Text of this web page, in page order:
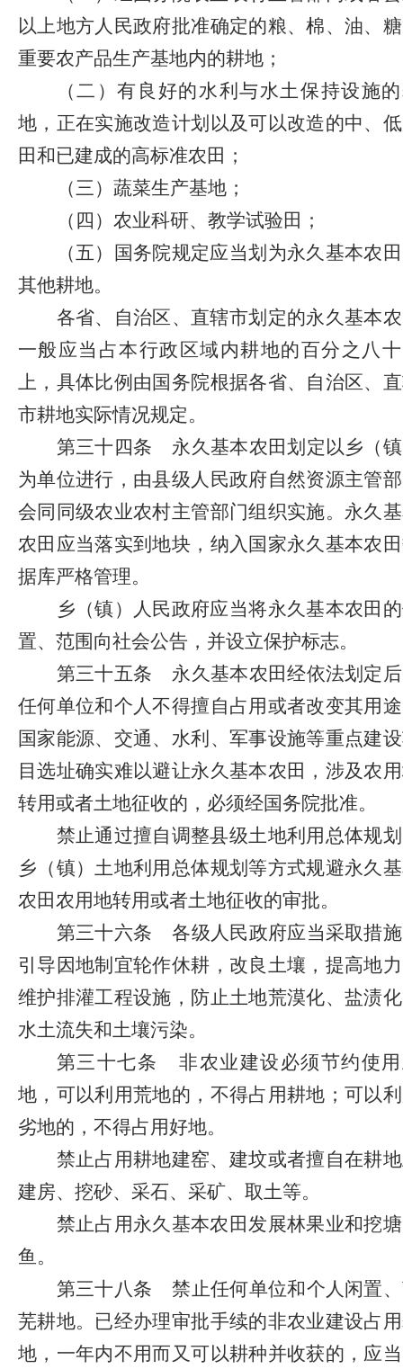
以上地方人民政府批准确定的粮、棉、油、
重要农产品生产基地内的耕地；
（二）有良好的水利与水土保持设施
地，正在实施改造计划以及可以改造的中、
田和已建成的高标准农田；
（三）蔬菜生产基地；
（四）农业科研、教学试验田；
（五）国务院规定应当划为永久基本农
其他耕地。
各省、自治区、直辖市划定的永久基本
一般应当占本行政区域内耕地的百分之八
上，具体比例由国务院根据各省、自治区、
市耕地实际情况规定。
第三十四条
永久基本农田划定以乡（
为单位进行，由县级人民政府自然资源主管
会同同级农业农村主管部门组织实施。永久
农田应当落实到地块，纳入国家永久基本农
据库严格管理。
乡（镇）人民政府应当将永久基本农田
置、范围向社会公告，并设立保护标志。
第三十五条
永久基本农田经依法划定
任何单位和个人不得擅自占用或者改变其用
国家能源、交通、水利、军事设施等重点建
目选址确实难以避让永久基本农田，涉及农
转用或者土地征收的，必须经国务院批准。
禁止通过擅自调整县级土地利用总体规
乡（镇）土地利用总体规划等方式规避永久
农田农用地转用或者土地征收的审批。
第三十六条
各级人民政府应当采取措
引导因地制宜轮作休耕，改良土壤，提高地
维护排灌工程设施，防止土地荒漠化、盐渍
水土流失和土壤污染。
第三十七条
非农业建设必须节约使
地，可以利用荒地的，不得占用耕地；可以
劣地的，不得占用好地。
禁止占用耕地建窑、建坟或者擅自在耕
建房、挖砂、采石、采矿、取土等。
禁止占用永久基本农田发展林果业和挖
鱼。
第三十八条
禁止任何单位和个人闲置
芜耕地。已经办理审批手续的非农业建设占
地，一年内不用而又可以耕种并收获的，应